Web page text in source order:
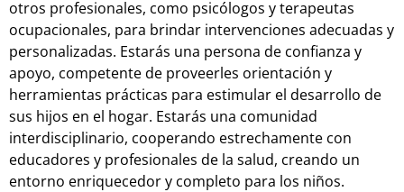
otros profesionales, como psicólogos y terapeutas
ocupacionales, para brindar intervenciones adecuadas y
personalizadas. Estarás una persona de confianza y
apoyo, competente de proveerles orientación y
herramientas prácticas para estimular el desarrollo de
sus hijos en el hogar. Estarás una comunidad
interdisciplinario, cooperando estrechamente con
educadores y profesionales de la salud, creando un
entorno enriquecedor y completo para los niños.